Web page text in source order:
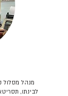
מנהל מסלול